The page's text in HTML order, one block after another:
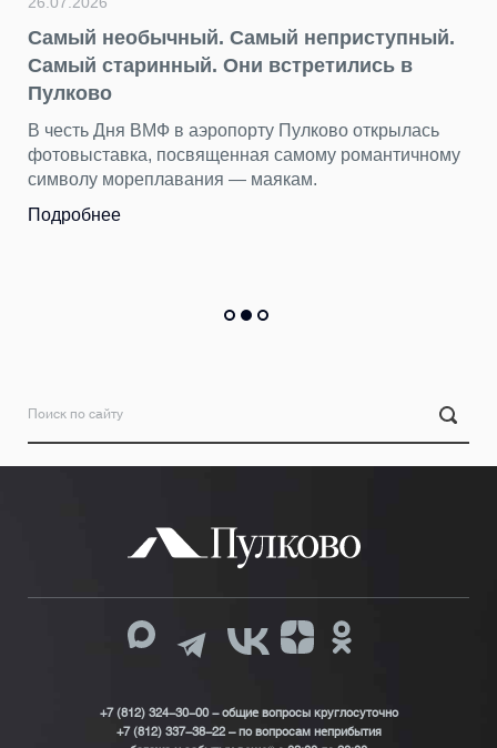
Самый неприступный.
Они встретились в
аэропорту Пулково открылась
самому романтичному
— маякам.
находим в
+7 (812) 324-30-00 - общие вопросы круглосуточно
+7 (812) 337-38-22 – по вопросам неприбытия